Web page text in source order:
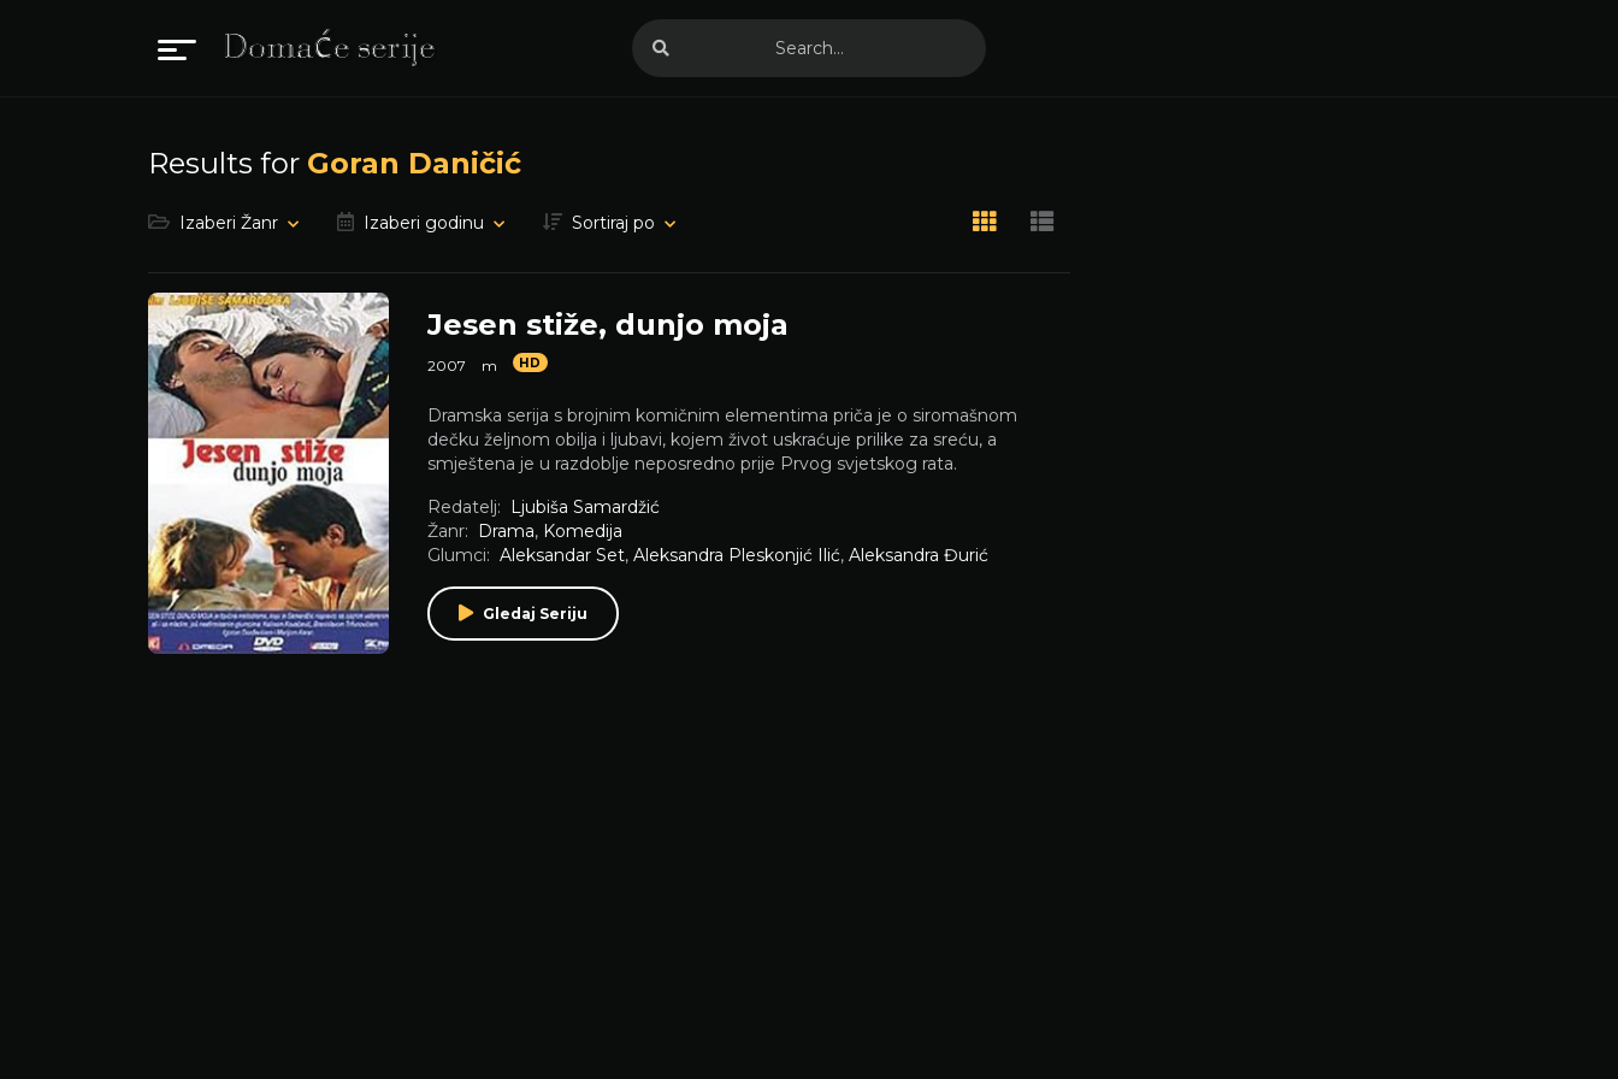
Results for Goran Daničić
Izaberi Žanr Izaberi godinu Sortiraj po
Jesen stiže, dunjo moja
2007 m HD
Dramska serija s brojnim komičnim elementima priča je o siromašnom
dečku željnom obilja i ljubavi, kojem život uskraćuje prilike za sreću, a
smještena je u razdoblje neposredno prije Prvog svjetskog rata.
Redatelj:
Ljubiša Samardžić
Žanr:
Drama, Komedija
Glumci: Aleksandar Set, Aleksandra Pleskonjić Ilić, Aleksandra Đurić
Gledaj Seriju